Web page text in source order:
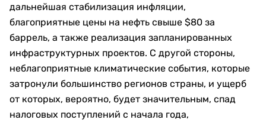
дальнейшая стабилизация инфляции,
благоприятные цены на нефть свыше $80 за
баррель, а также реализация запланированных
инфраструктурных проектов. С другой стороны,
неблагоприятные климатические события, которые
затронули большинство регионов страны, и ущерб
от которых, вероятно, будет значительным, спад
налоговых поступлений с начала года,